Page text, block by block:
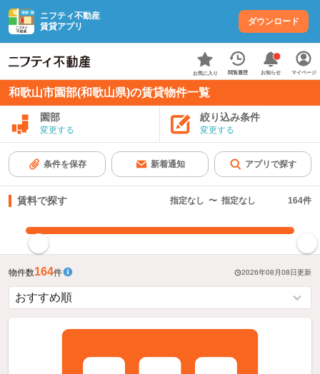
ニフティ不動産
賃貸アプリ
ダウンロード
お気に入り 閲覧履歴 お知らせ マイページ
和歌山市園部(和歌山県)の賃貸物件一覧
園部
変更する
絞り込み条件
変更する
条件を保存 新着通知 アプリで探す
賃料で探す 指定なし 〜 指定なし 164件
物件数164件 2026年08月08日更新